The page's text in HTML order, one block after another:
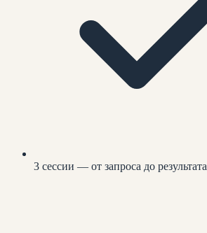
3 сессии — от запроса до результата